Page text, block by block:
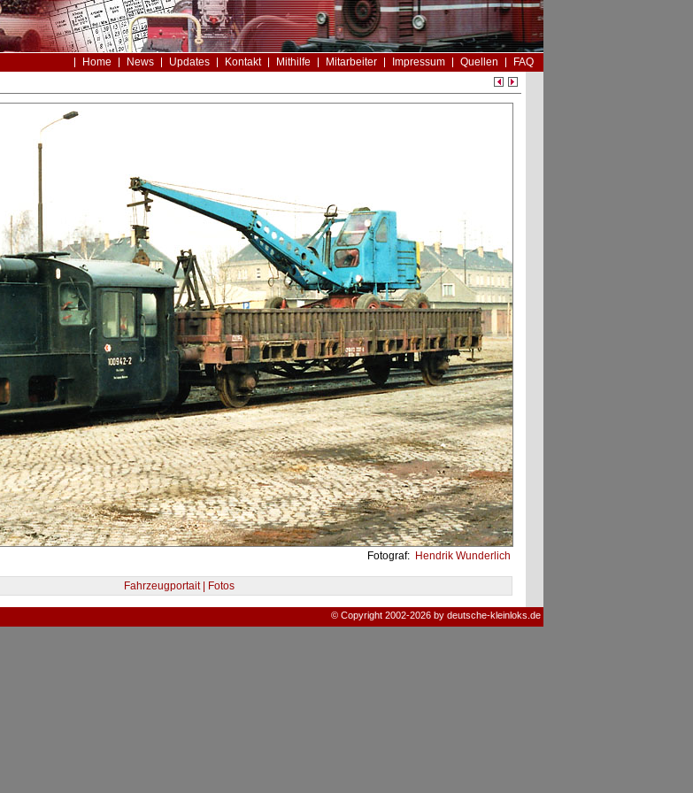
Home News Updates Kontakt Mithilfe Mitarbeiter Impressum Quellen
FAQ
Fotograf: Hendrik Wunderlich
Fahrzeugportait | Fotos
© Copyright 2002-2026 by deutsche-kleinloks.de